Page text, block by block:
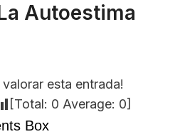
Autoestima
esta entrada!
[Total: 0 Average: 0]
Box